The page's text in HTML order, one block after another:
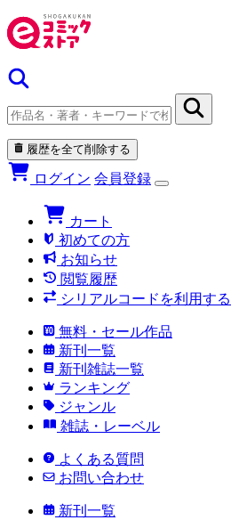
履歴を全て削除する
ログイン 会員登録
カート
初めての方
お知らせ
閲覧履歴
シリアルコードを利用する
無料・セール作品
新刊一覧
新刊雑誌一覧
ランキング
ジャンル
雑誌・レーベル
よくある質問
お問い合わせ
新刊一覧